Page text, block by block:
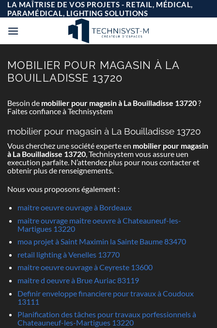
Passer
au
contenu
LA MAÎTRISE DE VOS PROJETS - RETAIL, MÉDICAL,
PARAMÉDICAL, LIGHTING SOLUTIONS
MOBILIER POUR MAGASIN À LA
BOUILLADISSE 13720
Besoin de mobilier pour magasin à La Bouilladisse 13720?
Faites confiance à Technisystem
mobilier pour magasin à La Bouilladisse 13720
Vous cherchez une société experte en mobilier pour magasin
à La Bouilladisse 13720, Technisystem vous assure uen
execution parfaite. N’attendez plus pour nous contacter et
obtenir plus de renseignements.
Nous vous proposons également :
maitre oeuvre ouvrage à Bordeaux
maitre ouvrage maitre oeuvre à Chateauneuf-les-
Martigues 13220
moa projet à Saint Maximin la Sainte Baume 83470
retail lighting à Venelles 13770
maitre oeuvre ouvrage à Ceyreste 13600
maitre d oeuvre à Brue Auriac 83119
Definir enveloppe financiere pour travaux à Coudoux
13111
Planification des tâches pour travaux porfessionnels à
Chateauneuf-les-Martigues 13220